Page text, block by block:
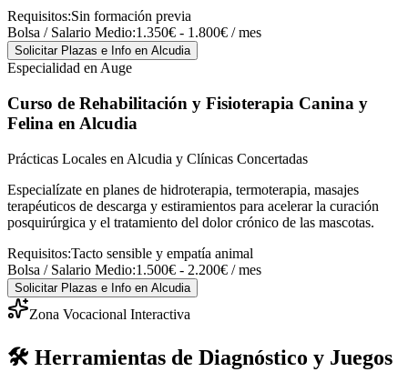
Requisitos:Sin formación previa
Bolsa / Salario Medio:1.350€ - 1.800€ / mes
Solicitar Plazas e Info en Alcudia
Especialidad en Auge
Curso de Rehabilitación y Fisioterapia Canina y
Felina en Alcudia
Prácticas Locales en Alcudia y Clínicas Concertadas
Especialízate en planes de hidroterapia, termoterapia, masajes
terapéuticos de descarga y estiramientos para acelerar la curación
posquirúrgica y el tratamiento del dolor crónico de las mascotas.
Requisitos:Tacto sensible y empatía animal
Bolsa / Salario Medio:1.500€ - 2.200€ / mes
Solicitar Plazas e Info en Alcudia
Zona Vocacional Interactiva
🛠️ Herramientas de Diagnóstico y Juegos